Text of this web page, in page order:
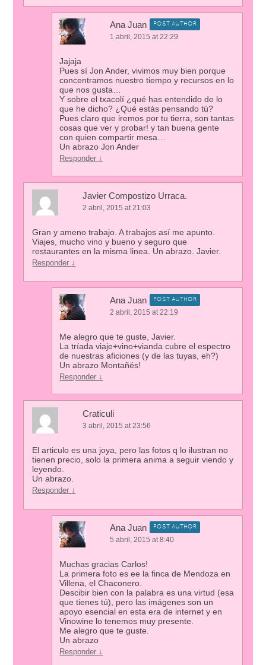
Ana Juan POST AUTHOR
1 abril, 2015 at 22:29
Jajaja
Pues sí Jon Ander, vivimos muy bien porque
concentramos nuestro tiempo y recursos en lo
que nos gusta…
Y sobre el txacolí ¿qué has entendido de lo
que he dicho? ¿Qué estás pensando tú?
Pues claro que iremos por tu tierra, son tantas
cosas que ver y probar! y tan buena gente
con quien compartir mesa…
Un abrazo Jon Ander
Responder ↓
Javier Compostizo Urraca.
2 abril, 2015 at 21:03
Gran y ameno trabajo. A trabajos así me apunto.
Viajes, mucho vino y bueno y seguro que
restaurantes en la misma linea. Un abrazo. Javier.
Responder ↓
Ana Juan POST AUTHOR
2 abril, 2015 at 22:19
Me alegro que te guste, Javier.
La tríada viaje+vino+vianda cubre el espectro
de nuestras aficiones (y de las tuyas, eh?)
Un abrazo Montañés!
Responder ↓
Craticuli
3 abril, 2015 at 23:56
El articulo es una joya, pero las fotos q lo ilustran no
tienen precio, solo la primera anima a seguir viendo y
leyendo.
Un abrazo.
Responder ↓
Ana Juan POST AUTHOR
5 abril, 2015 at 8:40
Muchas gracias Carlos!
La primera foto es ee la finca de Mendoza en
Villena, el Chaconero.
Descibir bien con la palabra es una virtud (esa
que tienes tú), pero las imágenes son un
apoyo esencial en esta era de internet y en
Vinowine lo tenemos muy presente.
Me alegro que te guste.
Un abrazo
Responder ↓